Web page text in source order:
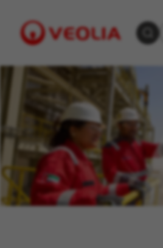
Visit